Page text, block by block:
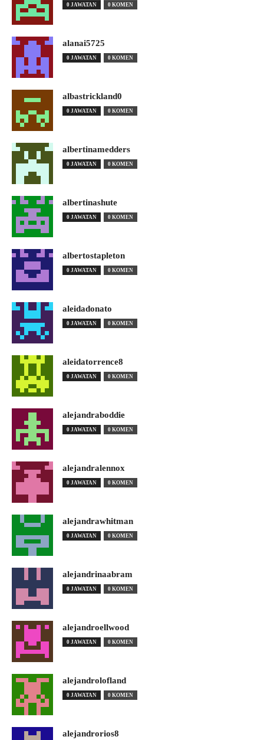
0 JAWATAN 0 KOMEN
alanai5725
0 JAWATAN 0 KOMEN
albastrickland0
0 JAWATAN 0 KOMEN
albertinamedders
0 JAWATAN 0 KOMEN
albertinashute
0 JAWATAN 0 KOMEN
albertostapleton
0 JAWATAN 0 KOMEN
aleidadonato
0 JAWATAN 0 KOMEN
aleidatorrence8
0 JAWATAN 0 KOMEN
alejandraboddie
0 JAWATAN 0 KOMEN
alejandralennox
0 JAWATAN 0 KOMEN
alejandrawhitman
0 JAWATAN 0 KOMEN
alejandrinaabram
0 JAWATAN 0 KOMEN
alejandroellwood
0 JAWATAN 0 KOMEN
alejandrolofland
0 JAWATAN 0 KOMEN
alejandrorios8